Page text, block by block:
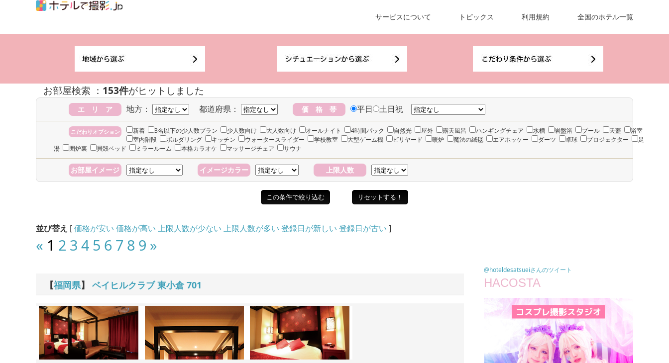
サービスについて トピックス 利用規約 全国のホテル一覧
お部屋検索 ： 153件がヒットしました
エ リ ア 地方： 都道府県： 価 格 帯 平日 土日祝
こだわりオプション 新着 3名以下の少人数プラン 少人数向け 大人数向け オールナイト 4時間パック 自然光 屋外 露天風呂 ハンギングチェア 水槽 岩盤浴 プール 天蓋
浴室
室内階段
ボルダリング キッチン ウォータースライダー 学校教室 大型ゲーム機 ビリヤード 暖炉 魔法の絨毯 エアホッケー ダーツ 卓球 プロジェクター
足
湯
囲炉裏 貝殻ベッド ミラールーム 本格カラオケ マッサージチェア サウナ
お部屋イメージ イメージカラー 上限人数
並び替え [価格が安い 価格が高い 上限人数が少ない 上限人数が多い 登録日が新しい 登録日が古い ]
« 1 2 3 4 5 6 7 8 9 »
【福岡県】 ベイヒルクラブ 東小倉 701
@hoteldesatsueiさんのツイート
HACOSTA